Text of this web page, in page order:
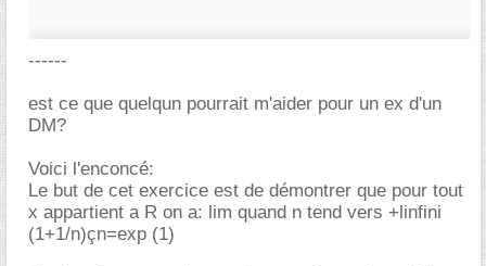
------
est ce que quelqun pourrait m'aider pour un ex d'un
DM?
Voici l'enconcé:
Le but de cet exercice est de démontrer que pour tout
x appartient a R on a: lim quand n tend vers +linfini
(1+1/n)çn=exp (1)